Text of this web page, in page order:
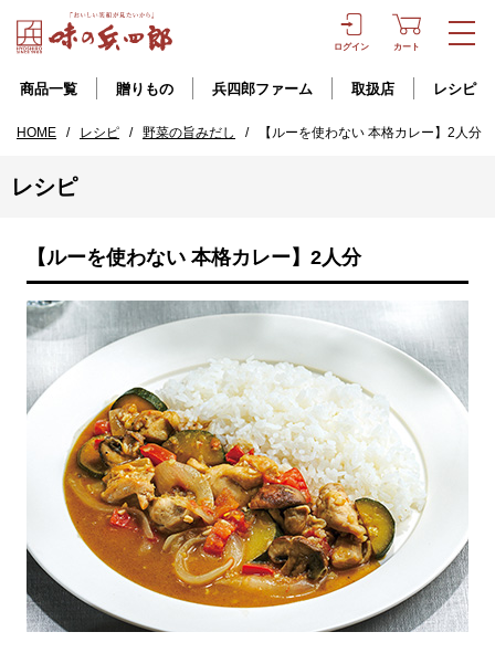
ログイン カート
商品一覧 贈りもの 兵四郎ファーム 取扱店 レシピ
HOME / レシピ / 野菜の旨みだし / 【ルーを使わない 本格カレー】2人分
レシピ
【ルーを使わない 本格カレー】2人分